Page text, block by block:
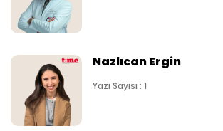
Nazlıcan Ergin
Yazı Sayısı : 1